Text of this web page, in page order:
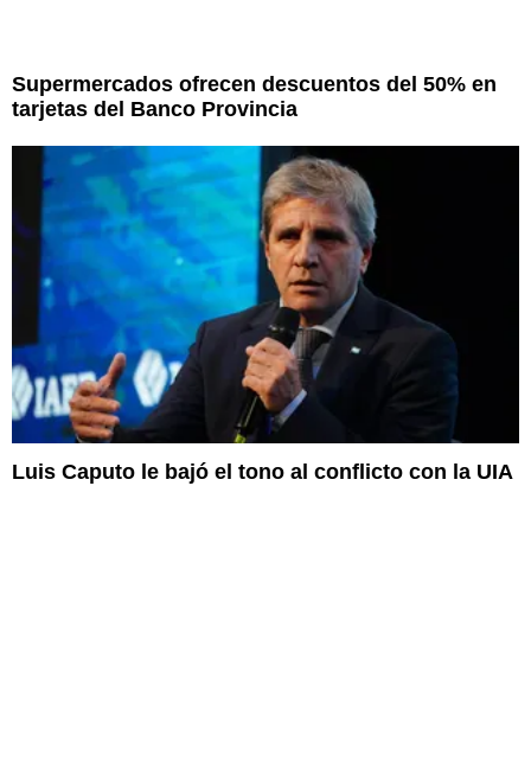
Supermercados ofrecen descuentos del 50% en
tarjetas del Banco Provincia
Luis Caputo le bajó el tono al conflicto con la UIA